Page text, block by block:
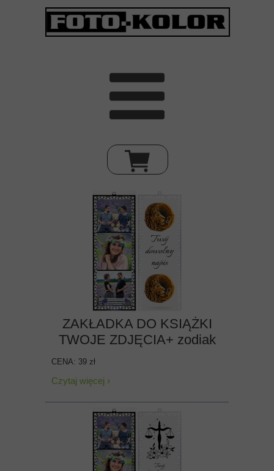
ZAKŁADKA DO KSIĄŻKI
TWOJE ZDJĘCIA+ zodiak
CENA: 39 zł
Czytaj więcej ›